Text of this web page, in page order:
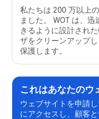
私たちは 200 万以上
ました。 WOT は、
きるように設計され
ザをクリーンアップ
保護します。
これはあなたのウ
ウェブサイトを申請
にアクセスし、顧客と